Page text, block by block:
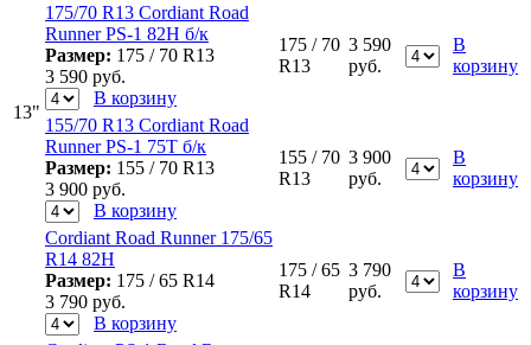
13"
175/70 R13 Cordiant Road
Runner PS-1 82H б/к
Размер: 175 / 70 R13
3 590 руб.
В корзину
175 / 70
R13
3 590
руб.
В
корзину
155/70 R13 Cordiant Road
Runner PS-1 75T б/к
Размер: 155 / 70 R13
3 900 руб.
В корзину
155 / 70
R13
3 900
руб.
В
корзину
Cordiant Road Runner 175/65
R14 82H
Размер: 175 / 65 R14
3 790 руб.
В корзину
175 / 65
R14
3 790
руб.
В
корзину